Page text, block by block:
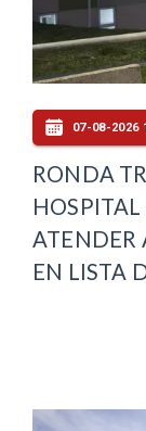
07-08-2026
RONDA
ATENDER
EN LISTA